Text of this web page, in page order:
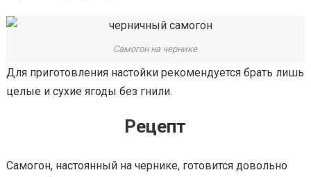
Самогон на чернике
Для приготовления настойки рекомендуется брать лишь
целые и сухие ягоды без гнили.
Рецепт
Самогон, настоянный на чернике, готовится довольно